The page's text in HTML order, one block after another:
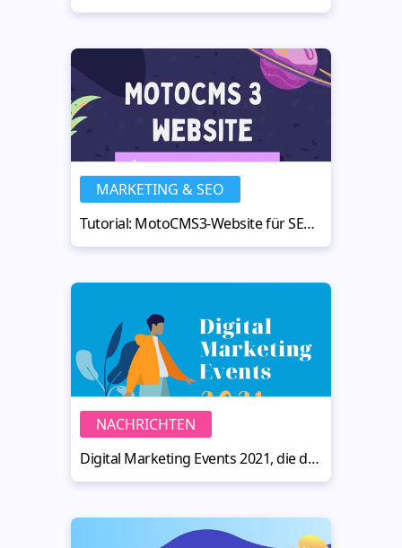
MARKETING & SEO
Tutorial: MotoCMS3-Website für SEO optimieren
NACHRICHTEN
Digital Marketing Events 2021, die du nicht verpassen solltest